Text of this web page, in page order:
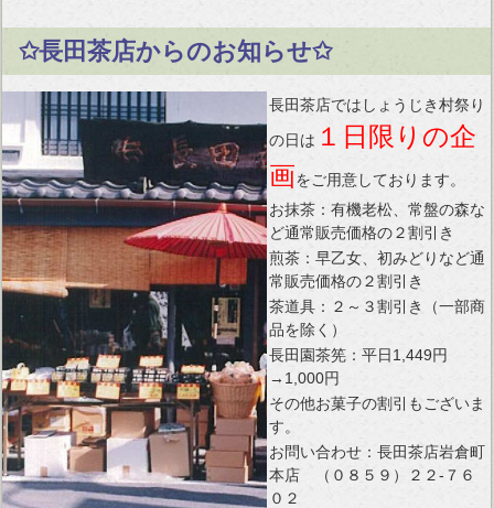
✩長田茶店からのお知らせ✩
長田茶店ではしょうじき村祭り
の日は １日限りの企
画をご用意しております。
お抹茶：有機老松、常盤の森な
ど通常販売価格の２割引き
煎茶：早乙女、初みどりなど通
常販売価格の２割引き
茶道具：２～３割引き（一部商
品を除く）
長田園茶筅：平日1,449円
→1,000円
その他お菓子の割引もございま
す。
お問い合わせ：長田茶店岩倉町
本店 （０８５９）２２-７６
０２